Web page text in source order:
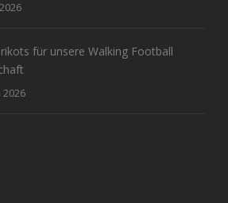
für unsere Walking Football
2026